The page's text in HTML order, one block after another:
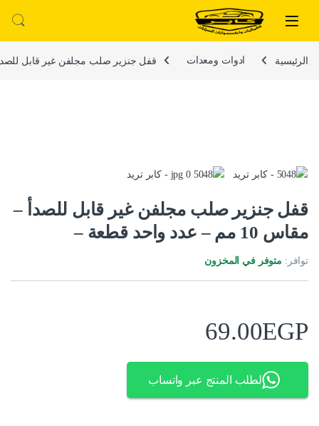
تخطي إلى المحتوى
الرئيسية ادوات ومعدات قفل جنزير صلب مجلفن غير قابل للصدأ – مقاس 10 مم –
قفل جنزير صلب مجلفن غير قابل للصدأ –
مقاس 10 مم – عدد واحد قطعة –
توافر: متوفر في المخزون
69.00EGP
لطلب المنتج عبر واتساب